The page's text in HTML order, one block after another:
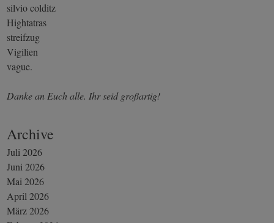
silvio colditz
Hightatras
streifzug
Vigilien
vague.
Danke an Euch alle. Ihr seid großartig!
Archive
Juli 2026
Juni 2026
Mai 2026
April 2026
März 2026